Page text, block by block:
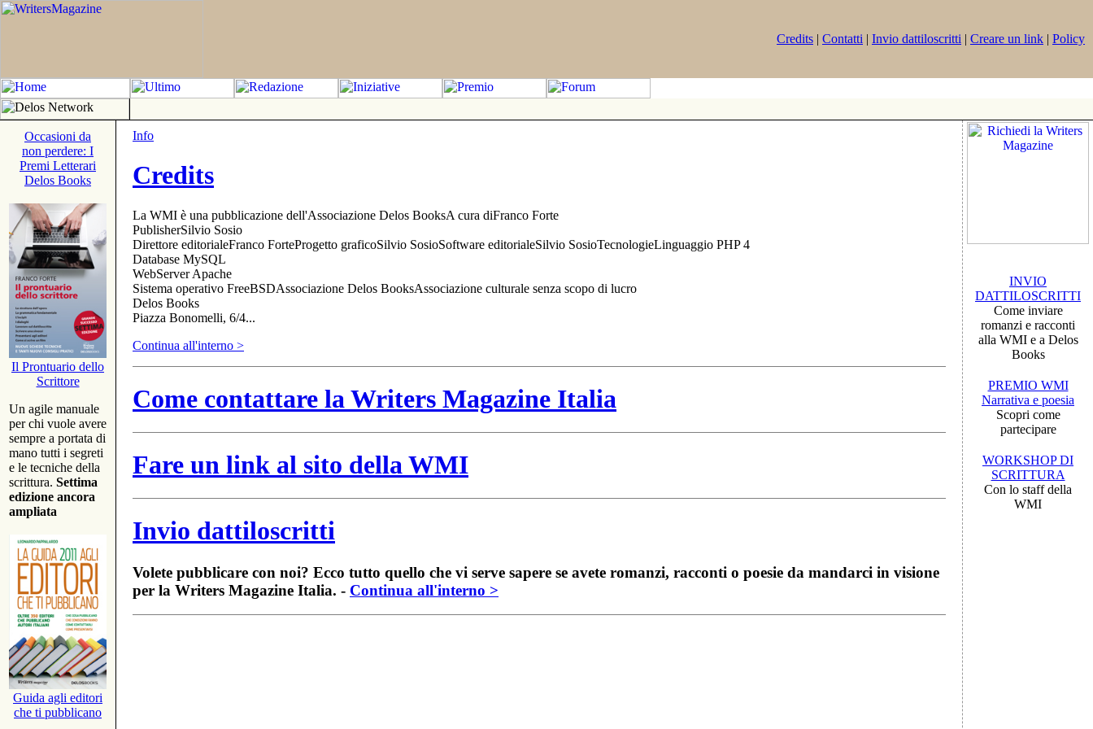
Credits | Contatti | Invio dattiloscritti | Creare un link | Policy
Occasioni da
non perdere: I
Premi Letterari
Delos Books
Il Prontuario dello
Scrittore
Un agile manuale
per chi vuole avere
sempre a portata di
mano tutti i segreti
e le tecniche della
scrittura. Settima
edizione ancora
ampliata
Guida agli editori
che ti pubblicano
Info
Credits
La WMI è una pubblicazione dell'Associazione Delos BooksA cura diFranco Forte
PublisherSilvio Sosio
Direttore editorialeFranco ForteProgetto graficoSilvio SosioSoftware editorialeSilvio SosioTecnologieLinguaggio PHP 4
Database MySQL
WebServer Apache
Sistema operativo FreeBSDAssociazione Delos BooksAssociazione culturale senza scopo di lucro
Delos Books
Piazza Bonomelli, 6/4...
Continua all'interno >
Come contattare la Writers Magazine Italia
Fare un link al sito della WMI
Invio dattiloscritti
Volete pubblicare con noi? Ecco tutto quello che vi serve sapere se avete romanzi, racconti o poesie da mandarci in visione
per la Writers Magazine Italia. - Continua all'interno >
INVIO
DATTILOSCRITTI
Come inviare
romanzi e racconti
alla WMI e a Delos
Books
PREMIO WMI
Narrativa e poesia
Scopri come
partecipare
WORKSHOP DI
SCRITTURA
Con lo staff della
WMI